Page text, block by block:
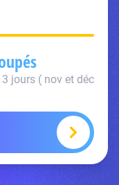
jours ( nov et déc